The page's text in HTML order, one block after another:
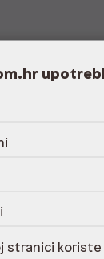
stranici